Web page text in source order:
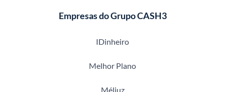
Empresas do Grupo CASH3
IDinheiro
Melhor Plano
Méliuz